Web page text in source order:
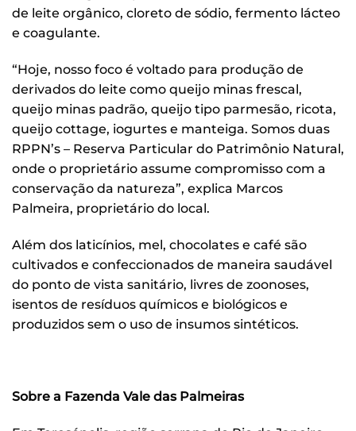
de leite orgânico, cloreto de sódio, fermento lácteo
e coagulante.
“Hoje, nosso foco é voltado para produção de
derivados do leite como queijo minas frescal,
queijo minas padrão, queijo tipo parmesão, ricota,
queijo cottage, iogurtes e manteiga. Somos duas
RPPN’s – Reserva Particular do Patrimônio Natural,
onde o proprietário assume compromisso com a
conservação da natureza”, explica Marcos
Palmeira, proprietário do local.
Além dos laticínios, mel, chocolates e café são
cultivados e confeccionados de maneira saudável
do ponto de vista sanitário, livres de zoonoses,
isentos de resíduos químicos e biológicos e
produzidos sem o uso de insumos sintéticos.
Sobre a Fazenda Vale das Palmeiras